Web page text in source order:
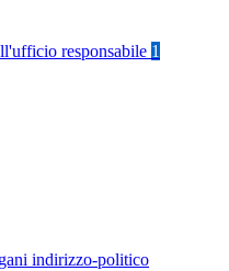
responsabile 1
indirizzo-politico